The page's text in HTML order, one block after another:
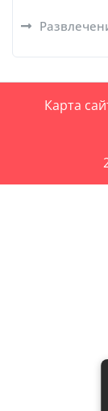
Карта